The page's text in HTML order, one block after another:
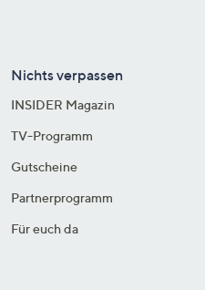
Nichts verpassen
INSIDER Magazin
TV-Programm
Gutscheine
Partnerprogramm
Für euch da